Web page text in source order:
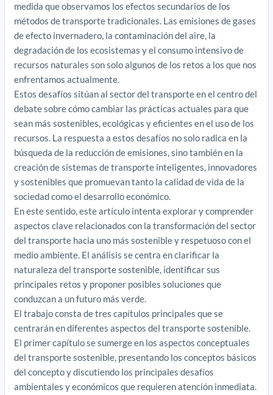
medida que observamos los efectos secundarios de los
métodos de transporte tradicionales. Las emisiones de gases
de efecto invernadero, la contaminación del aire, la
degradación de los ecosistemas y el consumo intensivo de
recursos naturales son solo algunos de los retos a los que nos
enfrentamos actualmente.
Estos desafíos sitúan al sector del transporte en el centro del
debate sobre cómo cambiar las prácticas actuales para que
sean más sostenibles, ecológicas y eficientes en el uso de los
recursos. La respuesta a estos desafíos no solo radica en la
búsqueda de la reducción de emisiones, sino también en la
creación de sistemas de transporte inteligentes, innovadores
y sostenibles que promuevan tanto la calidad de vida de la
sociedad como el desarrollo económico.
En este sentido, este artículo intenta explorar y comprender
aspectos clave relacionados con la transformación del sector
del transporte hacia uno más sostenible y respetuoso con el
medio ambiente. El análisis se centra en clarificar la
naturaleza del transporte sostenible, identificar sus
principales retos y proponer posibles soluciones que
conduzcan a un futuro más verde.
El trabajo consta de tres capítulos principales que se
centrarán en diferentes aspectos del transporte sostenible.
El primer capítulo se sumerge en los aspectos conceptuales
del transporte sostenible, presentando los conceptos básicos
del concepto y discutiendo los principales desafíos
ambientales y económicos que requieren atención inmediata.